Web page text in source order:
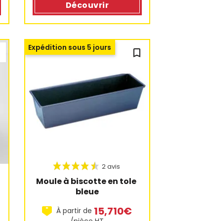
Découvrir
bookmark_outline
Moule à biscotte en tole
bleue
À partir de 15,710€
Expédition sous 5 jours